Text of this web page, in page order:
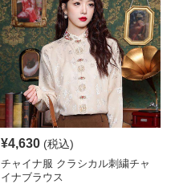
¥4,630 (税込)
チャイナ服 クラシカル刺繍チャ
イナブラウス